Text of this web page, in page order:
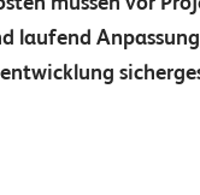
laufend